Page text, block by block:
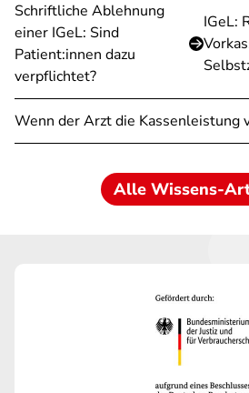
Schriftliche Ablehnung
einer IGeL: Sind
Patient:innen dazu
verpflichtet?
IGeL:
Wenn der Arzt die Kassenleistung
Alle Wissens-